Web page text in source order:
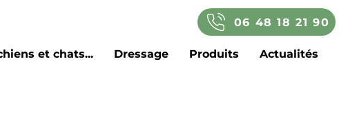
06 48 18 21 90
et chats... Dressage Produits Actualités